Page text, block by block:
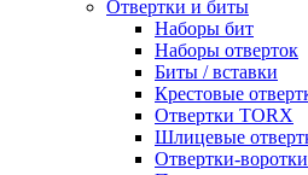
Отвертки и биты
Наборы бит
Наборы отверток
Биты / вставки
Крестовые
Отвертки TORX
Шлицевые
Отвертки-